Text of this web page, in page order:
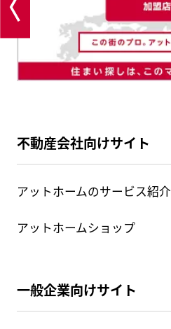
不動産会社向けサイト
アットホームのサービス紹介
アットホームショップ
一般企業向けサイト